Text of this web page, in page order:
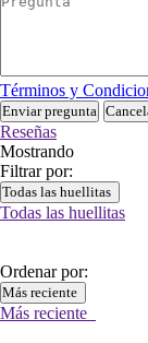
Términos y
Enviar pregunta
Reseñas
Mostrando
Filtrar por:
Todas las huellitas
Todas las huellitas
Ordenar por:
Más reciente
Más reciente